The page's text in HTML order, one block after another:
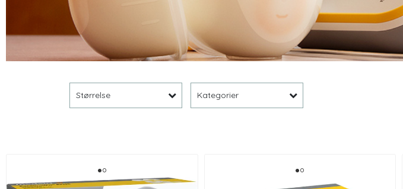
Størrelse Kategorier